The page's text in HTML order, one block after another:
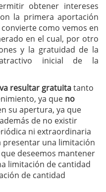
obtener intereses
la primera aportación
como vemos en
en el cual, por otro
y la gratuidad de la
inicial de la
resultar gratuitatanto
ya que no
su apertura, ya que
de no existir
ni extraordinaria
presentar una limitación
deseemos mantener
limitación de cantidad
de cantidad